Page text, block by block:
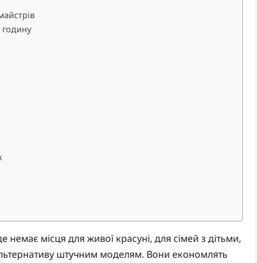
годину
місця для живої красуні, для сімей з дітьми,
штучним моделям. Вони економлять